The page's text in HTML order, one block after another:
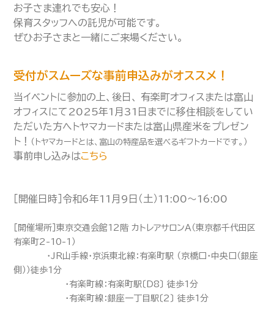
お子さま連れでも安心！
保育スタッフへの託児が可能です。
ぜひお子さまと一緒にご来場ください。
受付がスムーズな事前申込みがオススメ！
当イベントに参加の上、後日、 有楽町オフィスまたは富山
オフィスにて2025年1月31日までに移住相談をしてい
ただいた方へトヤマカードまたは富山県産米をプレゼン
ト！
（トヤマカードとは、富山の特産品を選べるギフトカードです。）
事前申し込みはこちら
［開催日時］令和6年11月9日（土）11:00～16:00
［開催場所］東京交通会館12階 カトレアサロンＡ（東京都千代田区
有楽町2-10-1）
・JR山手線・京浜東北線：有楽町駅 （京橋口・中央口（銀座
側））徒歩1分
・有楽町線：有楽町駅〔D8〕 徒歩1分
・有楽町線：銀座一丁目駅〔2〕 徒歩1分